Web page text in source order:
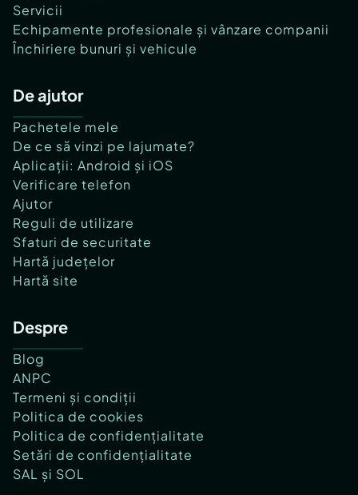
Servicii
Echipamente profesionale și vânzare companii
Închiriere bunuri și vehicule
De ajutor
Pachetele mele
De ce să vinzi pe lajumate?
Aplicații: Android și iOS
Verificare telefon
Ajutor
Reguli de utilizare
Sfaturi de securitate
Hartă județelor
Hartă site
Despre
Blog
ANPC
Termeni și condiții
Politica de cookies
Politica de confidențialitate
Setări de confidențialitate
SAL și SOL